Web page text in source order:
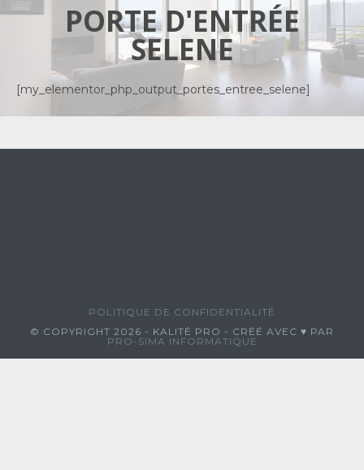
PORTE D'ENTRÉE
SELENE
[my_elementor_php_output_portes_entree_selene]
POLITIQUE DE CONFIDENTIALITÉ
© COPYRIGHT 2026 - KALITÉ PRO - CRÉÉ AVEC ♥ PAR
PRO-SIMA INFORMATIQUE